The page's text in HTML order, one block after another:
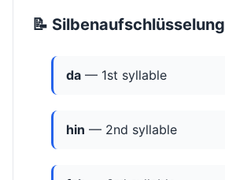
📝 Silbenaufschlüsselung
da — 1st syllable
hin — 2nd syllable